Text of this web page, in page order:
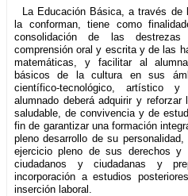
La Educación Básica, a través
la conforman, tiene como
consolidación de las
comprensión oral y escrita y de las
matemáticas, y facilitar al
básicos de la cultura en sus
científico-tecnológico, artístico
alumnado deberá adquirir y
saludable, de convivencia y de
fin de garantizar una formación
pleno desarrollo de su
ejercicio pleno de sus derechos y
ciudadanos y ciudadanas y
incorporación a estudios
inserción laboral.